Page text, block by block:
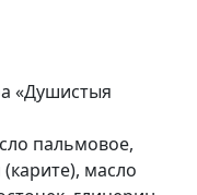
«Душистыя
пальмовое,
масло